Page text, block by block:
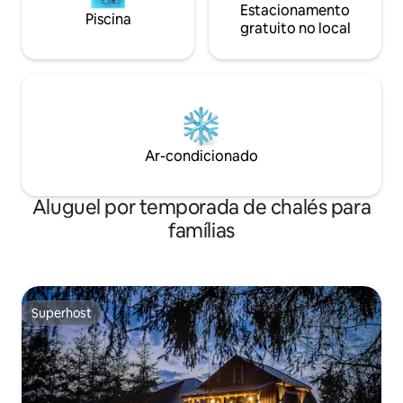
Piscina
Estacionamento
gratuito no local
Ar-condicionado
Aluguel por temporada de chalés para
famílias
Superhost
Superhost